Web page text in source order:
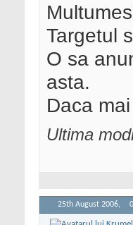
Targetul
O sa
asta.
Daca
Ultima
25th August 2006,